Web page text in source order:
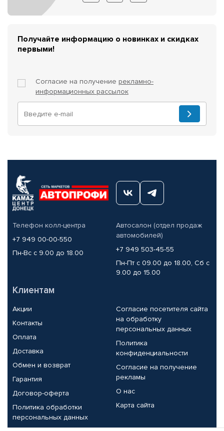
Получайте информацию о новинках и скидках
первыми!
Согласие на получение рекламно-
информационных рассылок
Телефон колл-центра
+7 949 00-00-550
Пн-Вс с 9.00 до 18.00
Автосалон (отдел продаж
автомобилей)
+7 949 503-45-55
Пн-Пт с 09.00 до 18.00, Сб с
9.00 до 15.00
Клиентам
Акции
Контакты
Оплата
Доставка
Обмен и возврат
Гарантия
Договор-оферта
Политика обработки
персональных данных
Согласие посетителя сайта
на обработку
персональных данных
Политика
конфиденциальности
Согласие на получение
рекламы
О нас
Карта сайта